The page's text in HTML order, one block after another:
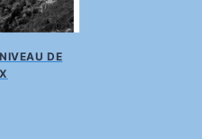
NIVEAU DE